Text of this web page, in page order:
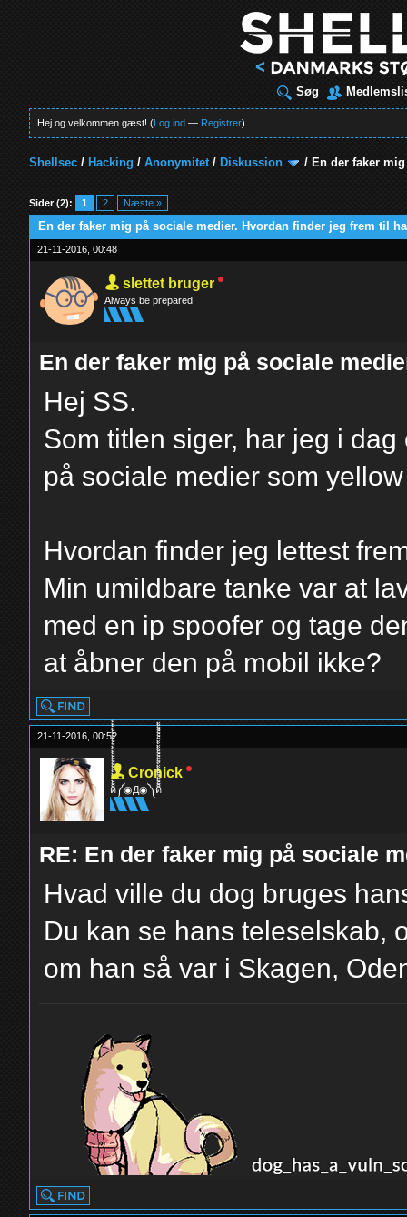
Søg
Hej og velkommen gæst! (Log ind — Registrer)
Shellsec / Hacking /Anonymitet/ Diskussion / En der faker
Sider (2): 1 2 Næste »
En der faker mig på sociale medier. Hvordan finder jeg frem til
21-11-2016, 00:48
slettet bruger
Always be prepared
En der faker mig på sociale
Hej SS.
Som titlen siger, har jeg i
på sociale medier som
Hvordan finder jeg lettest
Min umildbare tanke var at
med en ip spoofer og tage
at åbner den på mobil ikke?
21-11-2016, 00:52
Cronick
ด็็้้้้้็็็็็้้้้้็็็็็้้้้้༼◉Д◉༽ด็็็็็้้้้้็็็็้้้้้็็็็็้้
RE: En der faker mig på sociale
Hvad ville du dog bruges
Du kan se hans teleselskab,
om han så var i Skagen,